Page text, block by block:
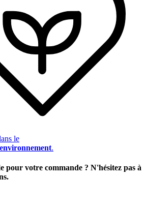
le
.
pour votre commande ? N'hésitez pas à